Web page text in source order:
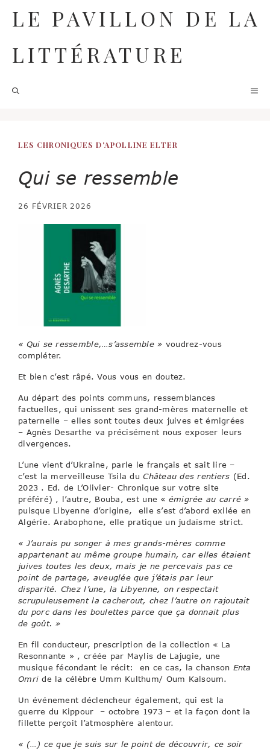
contenu
LE PAVILLON DE LA
LITTÉRATURE
LES CHRONIQUES D'APOLLINE ELTER
Qui se ressemble
26 FÉVRIER 2026
« Qui se ressemble,…s’assemble » voudrez-vous
compléter.
Et bien c’est râpé. Vous vous en doutez.
Au départ des points communs, ressemblances
factuelles, qui unissent ses grand-mères maternelle et
paternelle – elles sont toutes deux juives et émigrées
– Agnès Desarthe va précisément nous exposer leurs
divergences.
L’une vient d’Ukraine, parle le français et sait lire –
c’est la merveilleuse Tsila duChâteau des rentiers (Ed.
2023 . Ed. de L’Olivier- Chronique sur votre site
préféré) , l’autre, Bouba, est une « émigrée au carré »
puisque Libyenne d’origine, elle s’est d’abord exilée en
Algérie. Arabophone, elle pratique un judaïsme strict.
« J’aurais pu songer à mes grands-mères comme
appartenant au même groupe humain, car elles étaient
juives toutes les deux, mais je ne percevais pas ce
point de partage, aveuglée que j’étais par leur
disparité. Chez l’une, la Libyenne, on respectait
scrupuleusement la cacherout, chez l’autre on rajoutait
du porc dans les boulettes parce que ça donnait plus
de goût. »
En fil conducteur, prescription de la collection « La
Resonnante » , créée par Maylis de Lajugie, une
musique fécondant le récit: en ce cas, la chanson Enta
Omri de la célèbre Umm Kulthum/ Oum Kalsoum.
Un événement déclencheur également, qui est la
guerre du Kippour – octobre 1973 – et la façon dont la
fillette perçoit l’atmosphère alentour.
« (…) ce que je suis sur le point de découvrir, ce soir